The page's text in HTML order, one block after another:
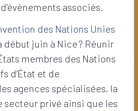
associés.
des Nations Unies
juin à Nice ? Réunir
membres des Nations
d’État et de
agences spécialisées, la
privé ainsi que les